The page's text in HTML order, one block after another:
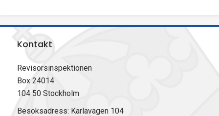
n
Kontakt
Revisorsinspektionen
Box 24014
104 50 Stockholm
Besöksadress: Karlavägen 104